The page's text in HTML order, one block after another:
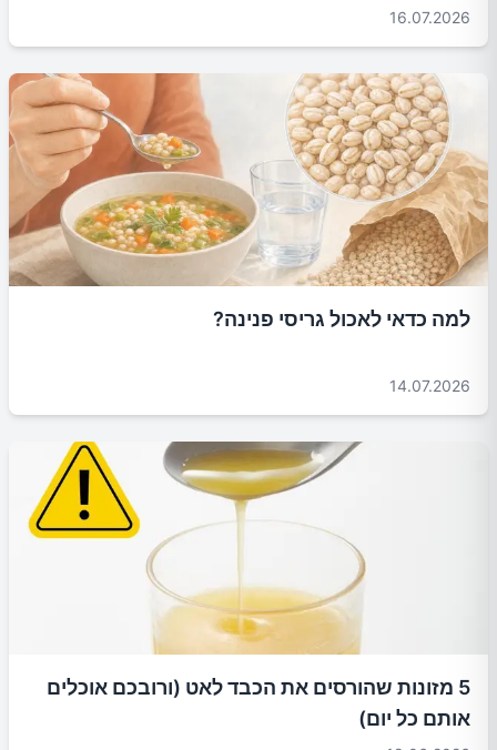
16.07.2026
למה כדאי לאכול גריסי פנינה?
14.07.2026
5 מזונות שהורסים את הכבד לאט (ורובכם אוכלים
אותם כל יום)